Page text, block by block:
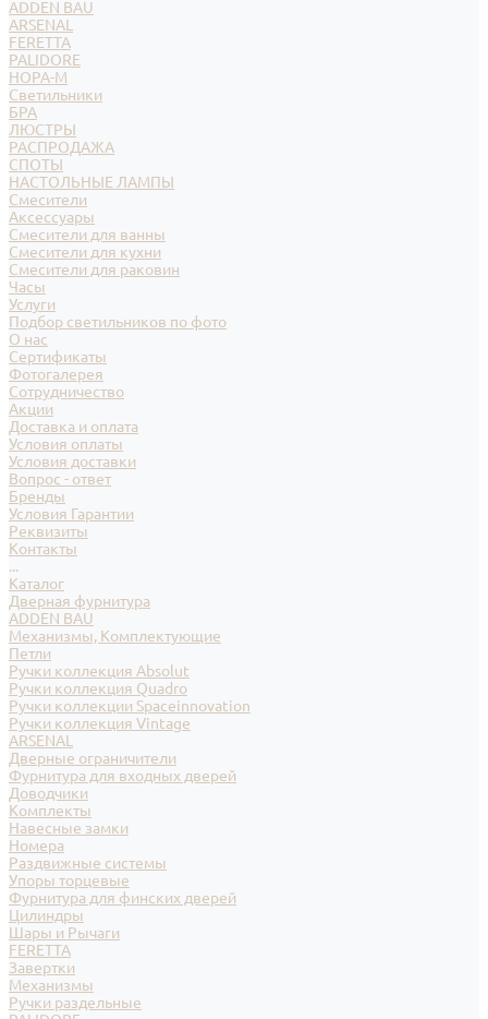
ADDEN BAU
ARSENAL
FERETTA
PALIDORE
НОРА-М
Светильники
БРА
ЛЮСТРЫ
РАСПРОДАЖА
СПОТЫ
НАСТОЛЬНЫЕ ЛАМПЫ
Смесители
Аксессуары
Смесители для ванны
Смесители для кухни
Смесители для раковин
Часы
Услуги
Подбор светильников по фото
О нас
Сертификаты
Фотогалерея
Сотрудничество
Акции
Доставка и оплата
Условия оплаты
Условия доставки
Вопрос - ответ
Бренды
Условия Гарантии
Реквизиты
Контакты
...
Каталог
Дверная фурнитура
ADDEN BAU
Механизмы, Комплектующие
Петли
Ручки коллекция Absolut
Ручки коллекция Quadro
Ручки коллекции Spaceinnovation
Ручки коллекция Vintage
ARSENAL
Дверные ограничители
Фурнитура для входных дверей
Доводчики
Комплекты
Навесные замки
Номера
Раздвижные системы
Упоры торцевые
Фурнитура для финских дверей
Цилиндры
Шары и Рычаги
FERETTA
Завертки
Механизмы
Ручки раздельные